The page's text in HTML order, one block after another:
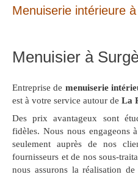
Menuiserie intérieure
Menuisier à
Entreprise de menuiserie
est à votre service autour de La
Des prix avantageux sont
fidèles. Nous nous engageons
seulement auprès de nos
fournisseurs et de nos sous-
nous assurons la réalisation